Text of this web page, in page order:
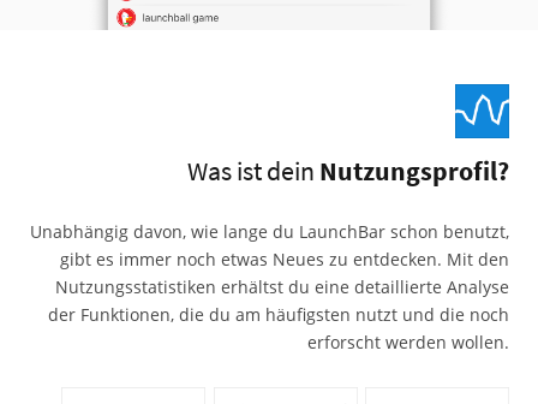
Was ist dein Nutzungsprofil?
Unabhängig davon, wie lange du LaunchBar schon benutzt,
gibt es immer noch etwas Neues zu entdecken. Mit den
Nutzungsstatistiken erhältst du eine detaillierte Analyse
der Funktionen, die du am häufigsten nutzt und die noch
erforscht werden wollen.